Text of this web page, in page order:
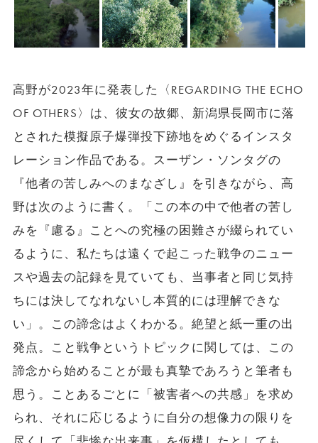
高野が2023年に発表した〈REGARDING THE ECHO
OF OTHERS〉は、彼女の故郷、新潟県⻑岡市に落
とされた模擬原子爆弾投下跡地をめぐるインスタ
レーション作品である。スーザン・ソンタグの
『他者の苦しみへのまなざし』を引きながら、高
野は次のように書く。「この本の中で他者の苦し
みを『慮る』ことへの究極の困難さが綴られてい
るように、私たちは遠くで起こった戦争のニュー
スや過去の記録を見ていても、当事者と同じ気持
ちには決してなれないし本質的には理解できな
い」。この諦念はよくわかる。絶望と紙一重の出
発点。こと戦争というトピックに関しては、この
諦念から始めることが最も真摯であろうと筆者も
思う。ことあるごとに「被害者への共感」を求め
られ、それに応じるように自分の想像力の限りを